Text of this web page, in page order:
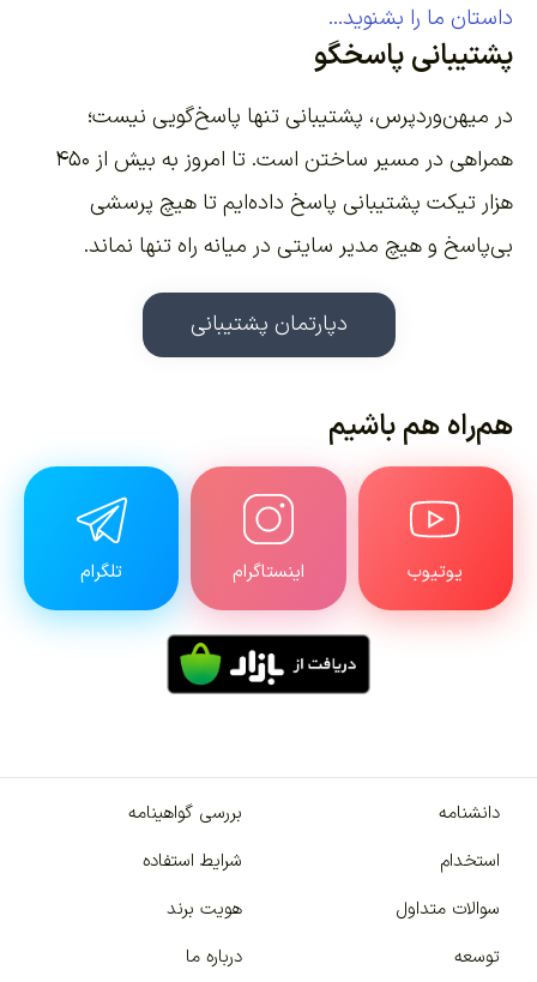
داستان ما را بشنوید...
پشتیبانی پاسخگو
در میهن‌وردپرس، پشتیبانی تنها پاسخ‌گویی نیست؛
همراهی در مسیر ساختن است. تا امروز به بیش از ۴۵۰
هزار تیکت پشتیبانی پاسخ داده‌ایم تا هیچ پرسشی
بی‌پاسخ و هیچ مدیر سایتی در میانه راه تنها نماند.
دپارتمان پشتیبانی
هم‌راه هم باشیم
یوتیوب اینستاگرام تلگرام
دانشنامه
بررسی گواهینامه
استخدام
شرایط استفاده
سوالات متداول
هویت برند
توسعه
درباره ما